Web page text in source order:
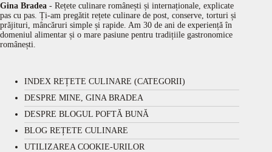
Gina Bradea - Rețete culinare românești și internaționale, explicate
pas cu pas. Ți-am pregătit rețete culinare de post, conserve, torturi și
prăjituri, mâncăruri simple și rapide. Am 30 de ani de experiență în
domeniul alimentar și o mare pasiune pentru tradițiile gastronomice
românești.
INDEX REȚETE CULINARE (CATEGORII)
DESPRE MINE, GINA BRADEA
DESPRE BLOGUL POFTĂ BUNĂ
BLOG REȚETE CULINARE
UTILIZAREA COOKIE-URILOR